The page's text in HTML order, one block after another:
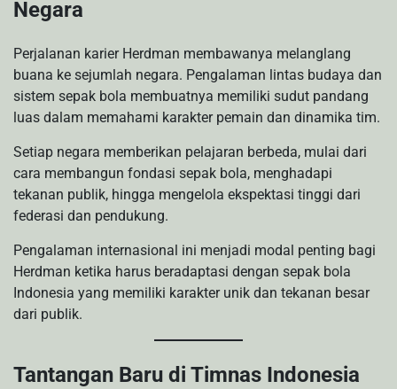
Negara
Perjalanan karier Herdman membawanya melanglang
buana ke sejumlah negara. Pengalaman lintas budaya dan
sistem sepak bola membuatnya memiliki sudut pandang
luas dalam memahami karakter pemain dan dinamika tim.
Setiap negara memberikan pelajaran berbeda, mulai dari
cara membangun fondasi sepak bola, menghadapi
tekanan publik, hingga mengelola ekspektasi tinggi dari
federasi dan pendukung.
Pengalaman internasional ini menjadi modal penting bagi
Herdman ketika harus beradaptasi dengan sepak bola
Indonesia yang memiliki karakter unik dan tekanan besar
dari publik.
Tantangan Baru di Timnas Indonesia